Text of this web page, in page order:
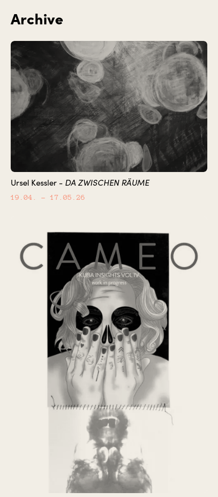
Archive
Ursel Kessler - DA ZWISCHEN RÄUME
19.04. – 17.05.26